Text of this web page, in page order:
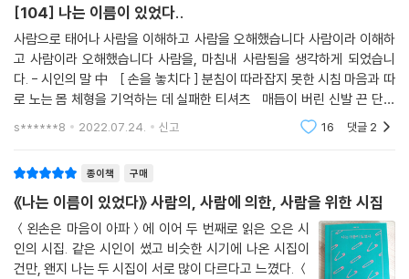
요? 그새라니요, 한 달이 넘었는데! 업데이트를 좀 하세요, 업데이트! 장
선생의 훈계에 제기를 차던 아이들이 키득키득 웃었다 순식간에 옛날 사람
이 된 김 선생의 얼굴이 붉어졌다
―38쪽 「옛날 사람」 중
『나는 이름이 있었다』에는 사람만큼 다양한 대사가 등장한다. 주고받는 대
―66쪽, 「유예하는 사람」 중), 그리고 독백까지도. 그 까닭에 이 시집은 각
각의 시편이 누군가의 일상이자 하나의 에피소드처럼 보이기도 한다. 처음
보는 시가 이토록 정겨운 이유는 시인이 만나고 거쳐 온, 이 시집에 기록한
사람들이 대단히 특별한 존재가 아니라 지극히 평범하고 일반적인 인물들
로 구성되어 있기 때문이다.
[104] 나는 이름이 있었다..
사람으로 태어나 사람을 이해하고 사람을 오해했습니다 사람이라 이해하
고 사람이라 오해했습니다 사람을, 마침내 사람됨을 생각하게 되었습니
다. - 시인의 말 中 [ 손을 놓치다 ] 분침이 따라잡지 못한 시침 마음과 따
로 노는 몸 체형을 기억하는 데 실패한 티셔츠 매듭이 버린 신발 끈 단어
가 놓친 시 추신이 잊은 안부 그림자가 두고 온 사람 아무도 더듬치
s******8 2022.07.24. 신고 16 댓글 2
종이책 구매
《나는 이름이 있었다》 사람의, 사람에 의한, 사람을 위한 시집
＜왼손은 마음이 아파＞에 이어 두 번째로 읽은 오은 시
인의 시집. 같은 시인이 썼고 비슷한 시기에 나온 시집이
건만, 왠지 나는 두 시집이 서로 많이 다르다고 느꼈다. ＜